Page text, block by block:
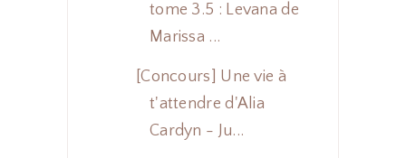
tome 3.5 : Levana de
Marissa ...
[Concours] Une vie à
t'attendre d'Alia
Cardyn - Ju...